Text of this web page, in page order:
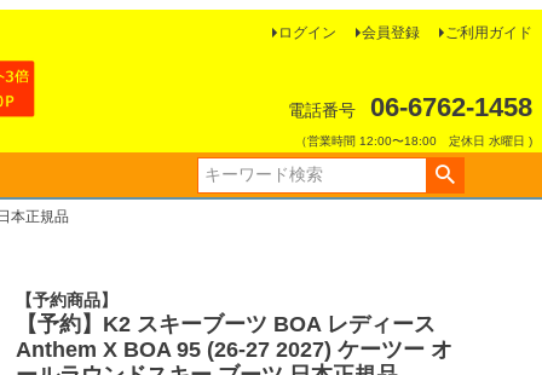
ログイン 会員登録 ご利用ガイド
電話番号 06-6762-1458
（営業時間 12:00〜18:00 定休日 水曜日 )
本正規品
【予約商品】
【予約】K2 スキーブーツ BOA レディース
Anthem X BOA 95 (26-27 2027) ケーツー オ